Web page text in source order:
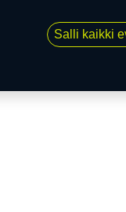
Salli kaikki